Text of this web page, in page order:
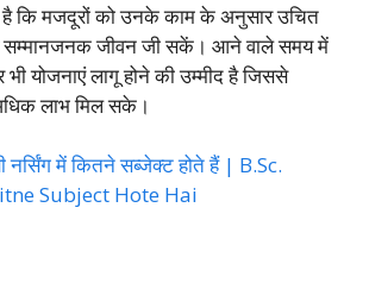
है कि मजदूरों को उनके काम के अनुसार उचित
सम्मानजनक जीवन जी सकें। आने वाले समय में
योजनाएं लागू होने की उम्मीद है जिससे
लाभ मिल सके।
नर्सिंग में कितने सब्जेक्ट होते हैं | B.Sc.
Subject Hote Hai